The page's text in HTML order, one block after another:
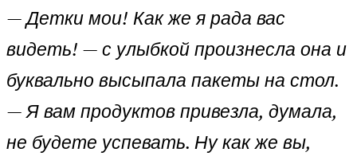
— Детки мои! Как же я рада вас
видеть! — с улыбкой произнесла она и
буквально высыпала пакеты на стол.
— Я вам продуктов привезла, думала,
не будете успевать. Ну как же вы,